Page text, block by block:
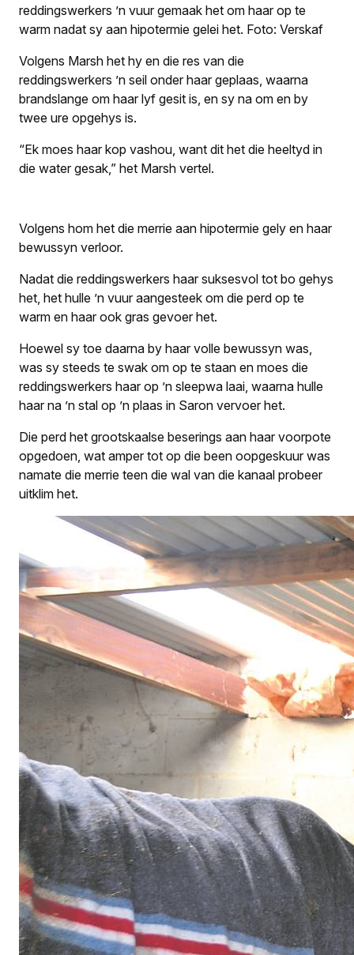
reddingswerkers ’n vuur gemaak het om haar op te
warm nadat sy aan hipotermie gelei het. Foto: Verskaf
Volgens Marsh het hy en die res van die
reddingswerkers ’n seil onder haar geplaas, waarna
brandslange om haar lyf gesit is, en sy na om en by
twee ure opgehys is.
“Ek moes haar kop vashou, want dit het die heeltyd in
die water gesak,” het Marsh vertel.
Volgens hom het die merrie aan hipotermie gely en haar
bewussyn verloor.
Nadat die reddingswerkers haar suksesvol tot bo gehys
het, het hulle ’n vuur aangesteek om die perd op te
warm en haar ook gras gevoer het.
Hoewel sy toe daarna by haar volle bewussyn was,
was sy steeds te swak om op te staan en moes die
reddingswerkers haar op ’n sleepwa laai, waarna hulle
haar na ’n stal op ’n plaas in Saron vervoer het.
Die perd het grootskaalse beserings aan haar voorpote
opgedoen, wat amper tot op die been oopgeskuur was
namate die merrie teen die wal van die kanaal probeer
uitklim het.